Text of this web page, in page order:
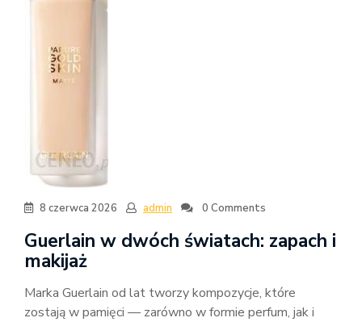
8 czerwca 2026 admin 0 Comments
Guerlain w dwóch światach: zapach i
makijaż
Marka Guerlain od lat tworzy kompozycje, które
zostają w pamięci — zarówno w formie perfum, jak i